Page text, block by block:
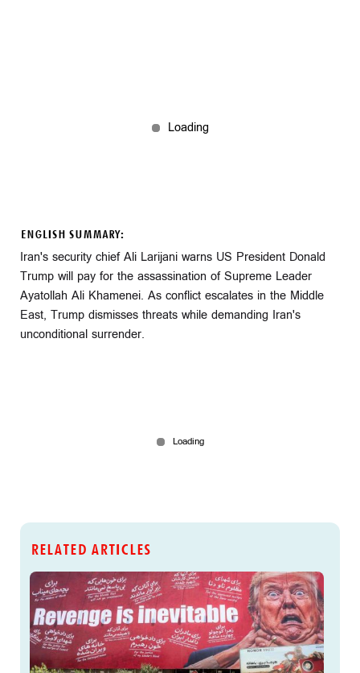
ENGLISH SUMMARY:
Iran's security chief Ali Larijani warns US President Donald
Trump will pay for the assassination of Supreme Leader
Ayatollah Ali Khamenei. As conflict escalates in the Middle
East, Trump dismisses threats while demanding Iran's
unconditional surrender.
RELATED ARTICLES